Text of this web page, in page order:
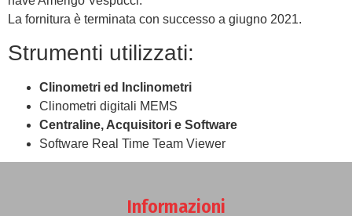
La fornitura è terminata con successo a giugno 2021.
Strumenti utilizzati:
Clinometri ed Inclinometri
Clinometri digitali MEMS
Centraline, Acquisitori e Software
Software Real Time Team Viewer
Informazioni